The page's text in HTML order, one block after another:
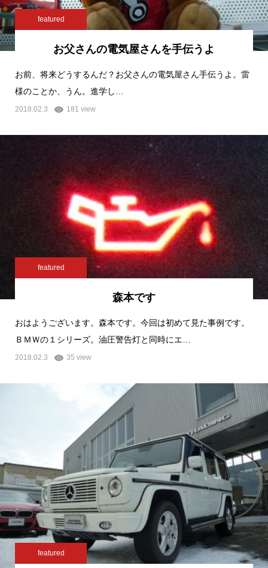
featured
お父さんの電気屋さんを手伝うよ
お前、将来どうするんだ？お父さんの電気屋さん手伝うよ。雷
様のことか、うん。進学し…
2018.02.3 181 view
featured
森本です
おはようございます。森本です。今回は初めて見た事例です。
ＢＭＷの１シリーズ。油圧警告灯と同時にエ…
2018.02.3 35 view
featured